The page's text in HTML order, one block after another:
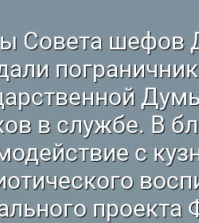
Совета шефов
в службе. В
с